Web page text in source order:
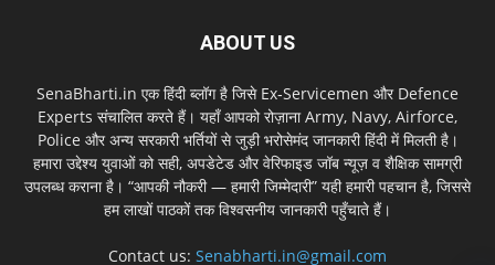
ABOUT US
SenaBharti.in एक हिंदी ब्लॉग है जिसे Ex‑Servicemen और Defence
Experts संचालित करते हैं। यहाँ आपको रोज़ाना Army, Navy, Airforce,
Police और अन्य सरकारी भर्तियों से जुड़ी भरोसेमंद जानकारी हिंदी में मिलती है।
हमारा उद्देश्य युवाओं को सही, अपडेटेड और वेरिफाइड जॉब न्यूज़ व शैक्षिक सामग्री
उपलब्ध कराना है। “आपकी नौकरी — हमारी जिम्मेदारी” यही हमारी पहचान है, जिससे
हम लाखों पाठकों तक विश्वसनीय जानकारी पहुँचाते हैं।
Contact us: Senabharti.in@gmail.com